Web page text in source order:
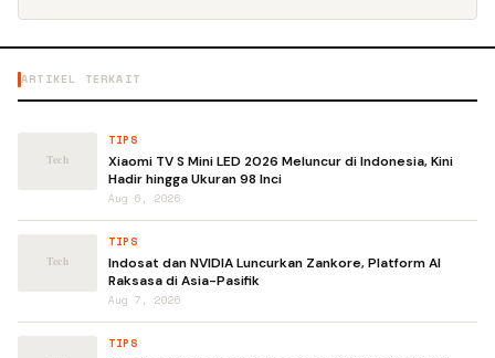
ARTIKEL TERKAIT
TIPS
Xiaomi TV S Mini LED 2026 Meluncur di Indonesia, Kini
Hadir hingga Ukuran 98 Inci
Aug 6, 2026
TIPS
Indosat dan NVIDIA Luncurkan Zankore, Platform AI
Raksasa di Asia-Pasifik
Aug 7, 2026
TIPS